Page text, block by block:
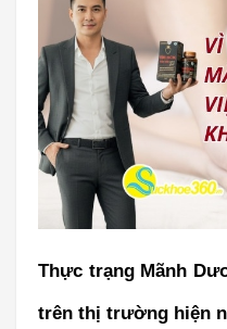
Thực trạng Mãnh
trên thị trường hiện